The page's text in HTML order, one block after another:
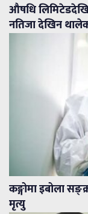
औषधि
नतिजा देखिन
कङ्गोमा इबोला
मृत्यु